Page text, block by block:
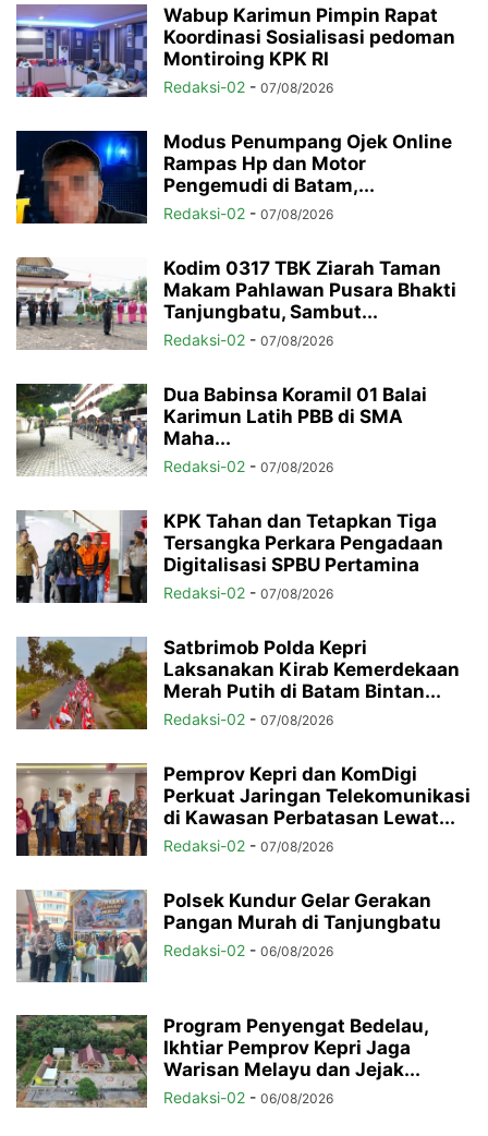
Wabup Karimun Pimpin Rapat
Koordinasi Sosialisasi pedoman
Montiroing KPK RI
Redaksi-02 - 07/08/2026
Modus Penumpang Ojek Online
Rampas Hp dan Motor
Pengemudi di Batam,...
Redaksi-02 - 07/08/2026
Kodim 0317 TBK Ziarah Taman
Makam Pahlawan Pusara Bhakti
Tanjungbatu, Sambut...
Redaksi-02 - 07/08/2026
Dua Babinsa Koramil 01 Balai
Karimun Latih PBB di SMA
Maha...
Redaksi-02 - 07/08/2026
KPK Tahan dan Tetapkan Tiga
Tersangka Perkara Pengadaan
Digitalisasi SPBU Pertamina
Redaksi-02 - 07/08/2026
Satbrimob Polda Kepri
Laksanakan Kirab Kemerdekaan
Merah Putih di Batam Bintan...
Redaksi-02 - 07/08/2026
Pemprov Kepri dan KomDigi
Perkuat Jaringan Telekomunikasi
di Kawasan Perbatasan Lewat...
Redaksi-02 - 07/08/2026
Polsek Kundur Gelar Gerakan
Pangan Murah di Tanjungbatu
Redaksi-02 - 06/08/2026
Program Penyengat Bedelau,
Ikhtiar Pemprov Kepri Jaga
Warisan Melayu dan Jejak...
Redaksi-02 - 06/08/2026